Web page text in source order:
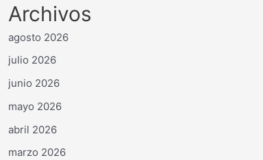
Archivos
agosto 2026
julio 2026
junio 2026
mayo 2026
abril 2026
marzo 2026